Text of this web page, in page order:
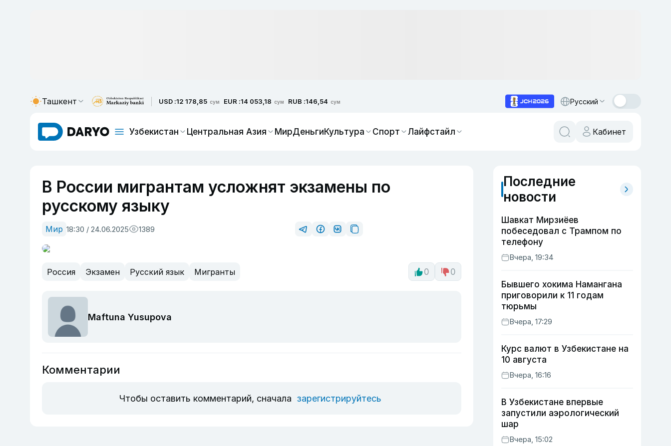
Ташкент USD :12 178,85 сум EUR :14 053,18 сум RUB :146,54 сум Русский
Узбекистан Центральная Азия МирДеньгиКультура Спорт Лайфстайл Кабинет
В России мигрантам усложнят экзамены по
русскому языку
Мир 18:30 / 24.06.2025 1389
Россия Экзамен Русский язык Мигранты 0 0
Maftuna Yusupova
Комментарии
Чтобы оставить комментарий, сначала зарегистрируйтесь
Последние
новости
Шавкат Мирзиёев
побеседовал с Трампом по
телефону
Вчера, 19:34
Бывшего хокима Намангана
приговорили к 11 годам
тюрьмы
Вчера, 17:29
Курс валют в Узбекистане на
10 августа
Вчера, 16:16
В Узбекистане впервые
запустили аэрологический
шар
Вчера, 15:02